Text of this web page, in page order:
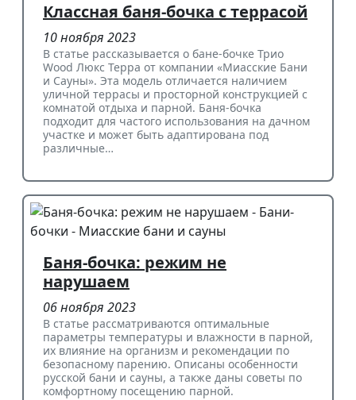
Классная баня-бочка с террасой
10 ноября 2023
В статье рассказывается о бане-бочке Трио
Wood Люкс Терра от компании «Миасские Бани
и Сауны». Эта модель отличается наличием
уличной террасы и просторной конструкцией с
комнатой отдыха и парной. Баня-бочка
подходит для частого использования на дачном
участке и может быть адаптирована под
различные…
Баня-бочка: режим не
нарушаем
06 ноября 2023
В статье рассматриваются оптимальные
параметры температуры и влажности в парной,
их влияние на организм и рекомендации по
безопасному парению. Описаны особенности
русской бани и сауны, а также даны советы по
комфортному посещению парной.